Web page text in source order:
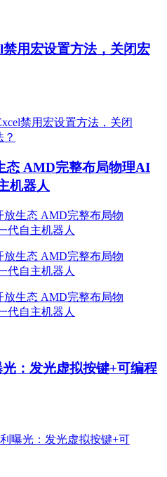
用宏设置方法，关闭宏
态 AMD完整布局物理AI
机器人
：发光虚拟按键+可编程